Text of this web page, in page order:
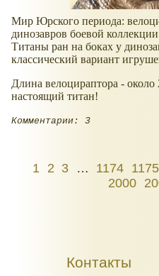
Мир Юрского периода:
динозавров боевой
Титаны ран на боках у
классический вариант
Длина велоцираптора - около
настоящий титан!
Комментарии: 3
1 2 3 … 1174 1175
2000
Контакты